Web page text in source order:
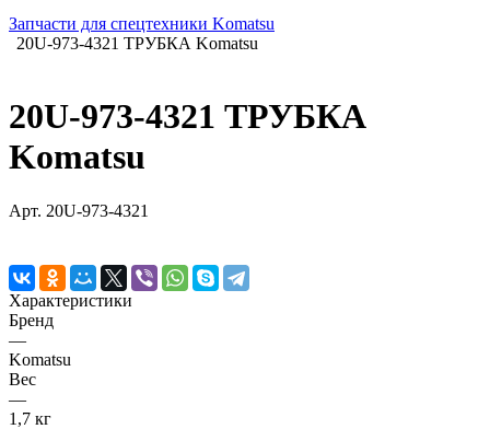
Запчасти для спецтехники Komatsu
20U-973-4321 ТРУБКА Komatsu
20U-973-4321 ТРУБКА
Komatsu
Арт. 20U-973-4321
Характеристики
Бренд
—
Komatsu
Вес
—
1,7 кг